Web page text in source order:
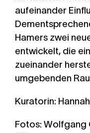
aufeinander
Hamers zwei
entwickelt, die
zueinander
umgebenden
Kuratorin:
Fotos: Wolfgang